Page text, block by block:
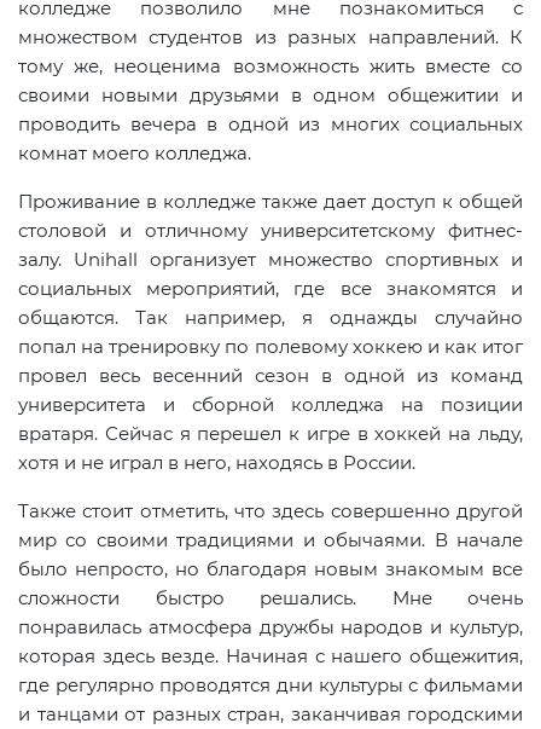
колледже позволило мне познакомиться с
множеством студентов из разных направлений. К
тому же, неоценима возможность жить вместе со
своими новыми друзьями в одном общежитии и
проводить вечера в одной из многих социальных
комнат моего колледжа.
Проживание в колледже также дает доступ к общей
столовой и отличному университетскому фитнес-
залу. Unihall организует множество спортивных и
социальных мероприятий, где все знакомятся и
общаются. Так например, я однажды случайно
попал на тренировку по полевому хоккею и как итог
провел весь весенний сезон в одной из команд
университета и сборной колледжа на позиции
вратаря. Сейчас я перешел к игре в хоккей на льду,
хотя и не играл в него, находясь в России.
Также стоит отметить, что здесь совершенно другой
мир со своими традициями и обычаями. В начале
было непросто, но благодаря новым знакомым все
сложности быстро решались. Мне очень
понравилась атмосфера дружбы народов и культур,
которая здесь везде. Начиная с нашего общежития,
где регулярно проводятся дни культуры с фильмами
и танцами от разных стран, заканчивая городскими